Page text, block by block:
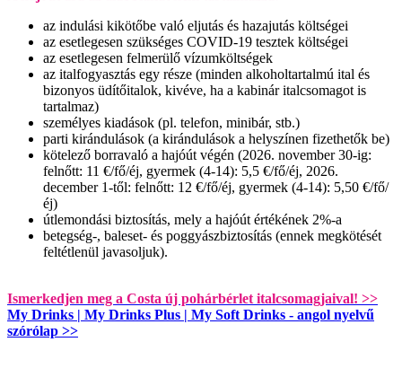
az indulási kikötőbe való eljutás és hazajutás költségei
az esetlegesen szükséges COVID-19 tesztek költségei
az esetlegesen felmerülő vízumköltségek
az italfogyasztás egy része (minden alkoholtartalmú ital és
bizonyos üdítőitalok, kivéve, ha a kabinár italcsomagot is
tartalmaz)
személyes kiadások (pl. telefon, minibár, stb.)
parti kirándulások (a kirándulások a helyszínen fizethetők be)
kötelező borravaló a hajóút végén (2026. november 30-ig:
felnőtt: 11 €/fő/éj, gyermek (4-14): 5,5 €/fő/éj, 2026.
december 1-től: felnőtt: 12 €/fő/éj, gyermek (4-14): 5,50 €/fő/
éj)
útlemondási biztosítás, mely a hajóút értékének 2%-a
betegség-, baleset- és poggyászbiztosítás (ennek megkötését
feltétlenül javasoljuk).
Ismerkedjen meg a Costa új pohárbérlet italcsomagjaival! >>
My Drinks | My Drinks Plus | My Soft Drinks - angol nyelvű
szórólap >>